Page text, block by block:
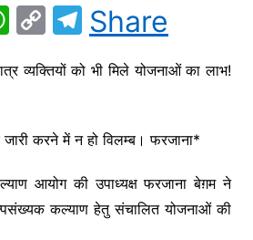
W
at
A
p
C
p
Li
n
k
T
el
e
a
Share
व्यक्तियों को भी मिले योजनाओं का लाभ!
करने में न हो विलम्ब। फरजाना*
आयोग की उपाध्यक्ष फरजाना बेग़म ने
कल्याण हेतु संचालित योजनाओं की